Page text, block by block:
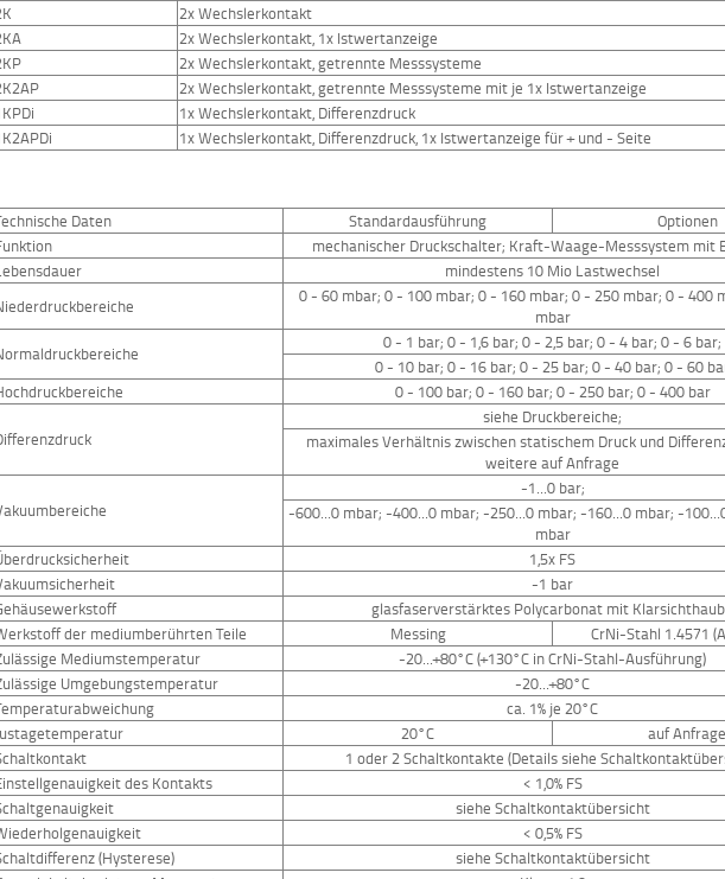
2x Wechslerkontakt
2x Wechslerkontakt, 1x Istwertanzeige
2x Wechslerkontakt, getrennte Messsysteme
2x Wechslerkontakt, getrennte Messsysteme mit je 1x Istwertanzeige
1x Wechslerkontakt, Differenzdruck
1x Wechslerkontakt, Differenzdruck, 1x Istwertanzeige für + und - Seite
Daten Standardausführung
Optionen
mechanischer Druckschalter; Kraft-Waage-Messsystem mit
mindestens 10 Mio Lastwechsel
0 - 60 mbar; 0 - 100 mbar; 0 - 160 mbar; 0 - 250 mbar; 0 - 400
mbar
0 - 1 bar; 0 - 1,6 bar; 0 - 2,5 bar; 0 - 4 bar; 0 - 6 bar;
0 - 10 bar; 0 - 16 bar; 0 - 25 bar; 0 - 40 bar; 0 - 60
0 - 100 bar; 0 - 160 bar; 0 - 250 bar; 0 - 400 bar
siehe Druckbereiche;
maximales Verhältnis zwischen statischem Druck und
weitere auf Anfrage
-1...0 bar;
-600...0 mbar; -400...0 mbar; -250...0 mbar; -160...0 mbar; -
mbar
1,5x FS
-1 bar
glasfaserverstärktes Polycarbonat mit
der mediumberührten Teile
Messing
CrNi-Stahl 1.4571
Mediumstemperatur
-20...+80°C (+130°C in CrNi-Stahl-Ausführung)
Umgebungstemperatur
-20...+80°C
ca. 1% je 20°C
20°C
auf Anfrage
1 oder 2 Schaltkontakte (Details siehe
des Kontakts
< 1,0% FS
siehe Schaltkontaktübersicht
< 0,5% FS
(Hysterese)
siehe Schaltkontaktübersicht